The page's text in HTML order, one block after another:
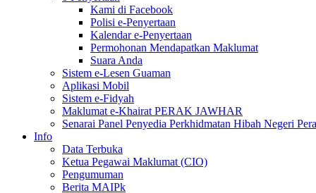
Kami di Facebook
Polisi e-Penyertaan
Kalendar e-Penyertaan
Permohonan Mendapatkan Maklumat
Suara Anda
Sistem e-Lesen Guaman
Aplikasi Mobil
Sistem e-Fidyah
Maklumat e-Khairat PERAK JAWHAR
Senarai Panel Penyedia Perkhidmatan Hibah Negeri
Info
Data Terbuka
Ketua Pegawai Maklumat (CIO)
Pengumuman
Berita MAIPk